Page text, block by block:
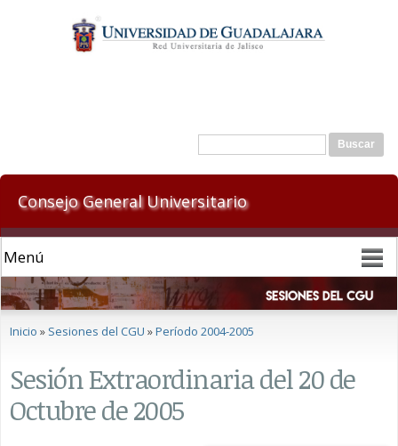
contenido
principal
Formulario de búsqueda
Buscar
Consejo General Universitario
Se encuentra usted aquí
Inicio » Sesiones del CGU »Período 2004-2005
Sesión Extraordinaria del 20 de
Octubre de 2005